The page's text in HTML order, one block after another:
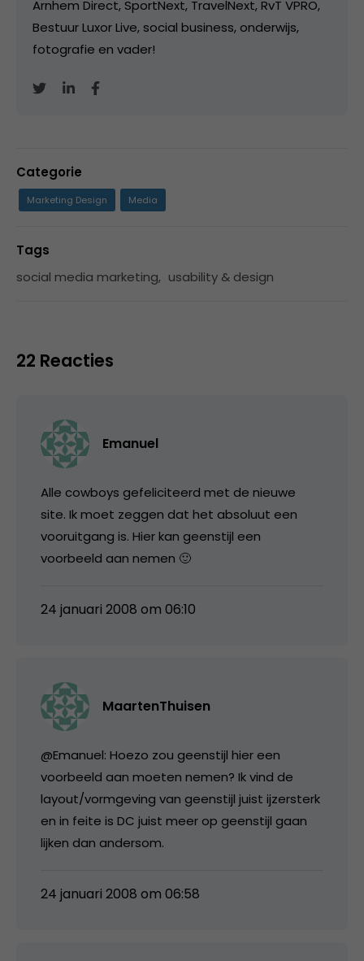
Arnhem Direct, SportNext, TravelNext, RvT VPRO,
Bestuur Luxor Live, social business, onderwijs,
fotografie en vader!
Categorie
Marketing Design Media
Tags
social media marketing, usability & design
22 Reacties
Emanuel
Alle cowboys gefeliciteerd met de nieuwe
site. Ik moet zeggen dat het absoluut een
vooruitgang is. Hier kan geenstijl een
voorbeeld aan nemen 🙂
24 januari 2008 om 06:10
MaartenThuisen
@Emanuel: Hoezo zou geenstijl hier een
voorbeeld aan moeten nemen? Ik vind de
layout/vormgeving van geenstijl juist ijzersterk
en in feite is DC juist meer op geenstijl gaan
lijken dan andersom.
24 januari 2008 om 06:58